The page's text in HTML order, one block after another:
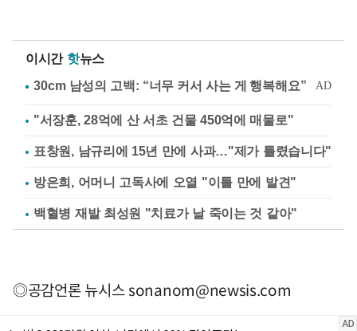
이시간 핫뉴스
"서장훈, 28억에 산 서초 건물 450억에 매물로"
표창원, 남규리에 15년 만에 사과…"제가 틀렸습니다"
방은희, 어머니 고독사에 오열 "이틀 만에 발견"
백혈병 재발 최성원 "치료가 날 죽이는 것 같아"
◎공감언론 뉴시스sonanom@newsis.com